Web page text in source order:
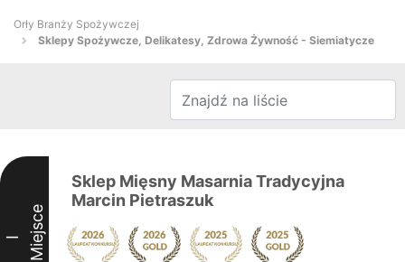
Orły Branży Spożywczej
Sklepy Spożywcze, Delikatesy, Zdrowa Żywność - Siemiatycze
I Miejsce
Sklep Mięsny Masarnia Tradycyjna
Marcin Pietraszuk